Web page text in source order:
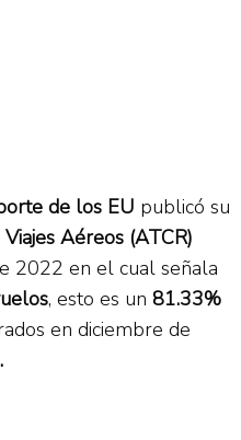
de los EU publicó su
Aéreos (ATCR)
2022 en el cual señala
, esto es un 81.33%
en diciembre de